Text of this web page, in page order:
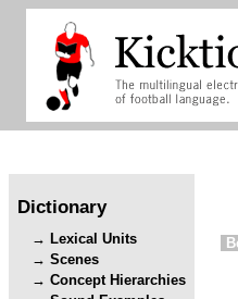
Dictionary
Lexical Units
Scenes
Concept Hierarchies